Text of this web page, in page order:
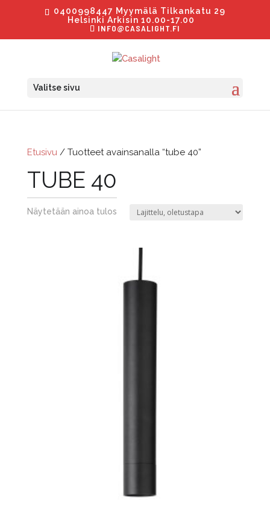
0400998447 Myymälä Tilkankatu 29
Helsinki Arkisin 10.00-17.00
INFO@CASALIGHT.FI
Valitse sivu
Etusivu/ Tuotteet avainsanalla “tube 40”
TUBE 40
Näytetään ainoa tulos